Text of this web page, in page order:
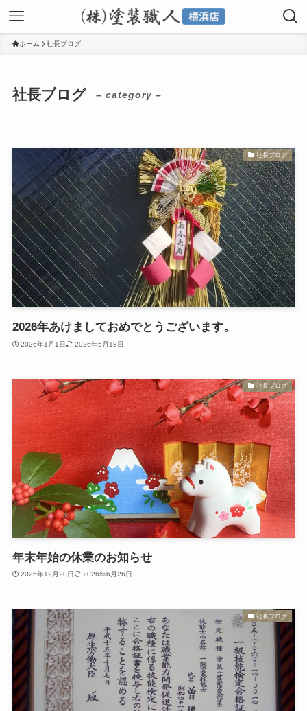
ホーム 社長ブログ
社長ブログ – category –
社長ブログ
2026年あけましておめでとうございます。
2026年1月1日 2026年5月18日
社長ブログ
年末年始の休業のお知らせ
2025年12月20日 2026年6月26日
社長ブログ